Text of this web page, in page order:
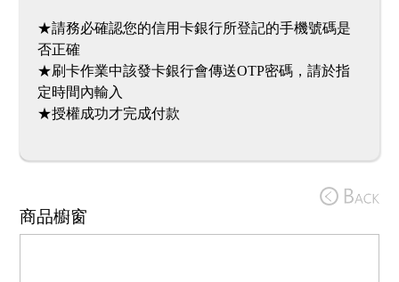
★請務必確認您的信用卡銀行所登記的手機號碼是
否正確
★刷卡作業中該發卡銀行會傳送OTP密碼，請於指
定時間內輸入
★授權成功才完成付款
商品櫥窗